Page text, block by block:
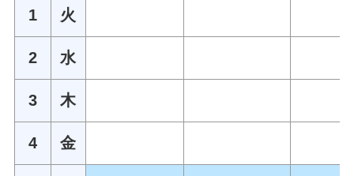
1 火
2 水
3 木
4 金